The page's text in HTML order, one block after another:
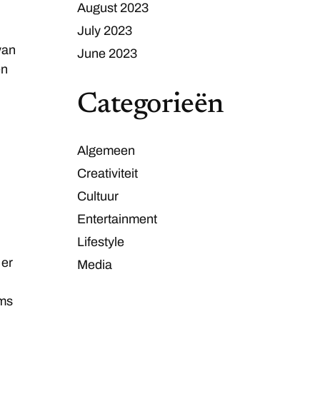
August 2023
July 2023
June 2023
Categorieën
Algemeen
Creativiteit
Cultuur
Entertainment
Lifestyle
Media